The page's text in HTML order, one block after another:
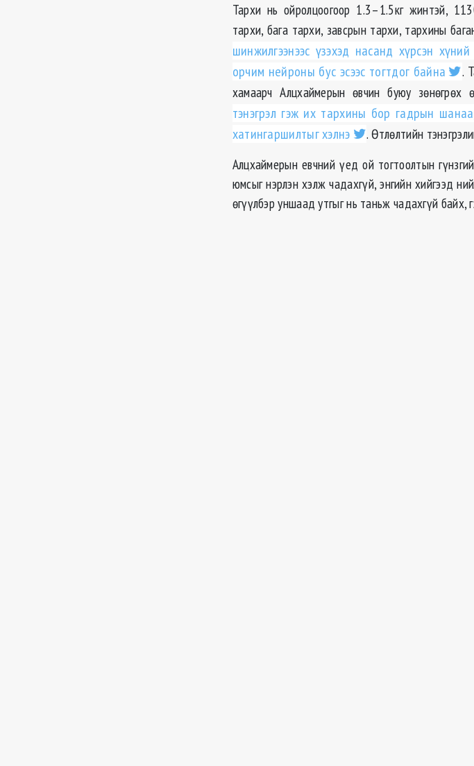
Тархи нь ойролцоогоор 1.3–1.5кг жинтэй,
тархи, бага тархи, завсрын тархи, тархины
шинжилгээнээс үзэхэд насанд хүрсэн
орчим нейроны бус эсээс тогтдог байна
.
хамаарч Алцхаймерын өвчин буюу зөнөгрөх
тэнэгрэл гэж их тархины бор гадрын
хатингаршилтыг хэлнэ
. Өтлөлтийн
Алцхаймерын евчний үед ой тогтоолтын
юмсыг нэрлэн хэлж чадахгүй, энгийн хийгээд
өгүүлбэр уншаад утгыг нь таньж чадахгүй